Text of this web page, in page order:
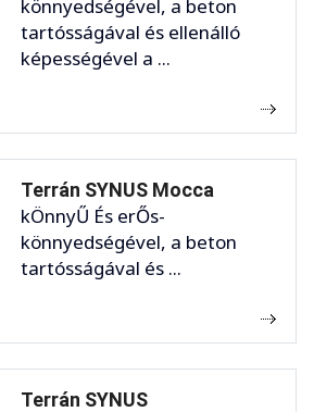
könnyedségével, a beton
tartósságával és ellenálló
képességével a ...
Terrán SYNUS Mocca
kÖnnyŰ És erŐs-
könnyedségével, a beton
tartósságával és ...
Terrán SYNUS